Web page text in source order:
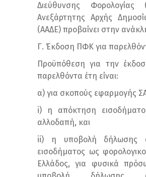
Διεύθυνσης
Ανεξάρτητης Αρχής
(ΑΑΔΕ) προβαίνει στην
Γ. Έκδοση ΠΦΚ για
Προϋπόθεση για την
παρελθόντα έτη είναι:
α) για σκοπούς εφαρμογής
i) η απόκτηση
αλλοδαπή, και
ii) η υποβολή δήλωσης
εισοδήματος ως
Ελλάδος, για φυσικά